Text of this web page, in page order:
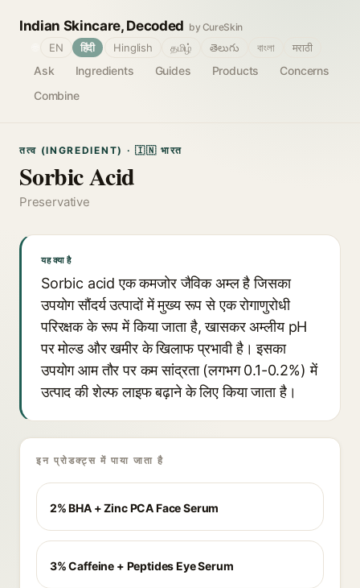
Indian Skincare, Decoded by CureSkin
Ask Ingredients Guides Products
Concerns
Combine
EN हिंदी Hinglish தமிழ் తెలుగు বাংলা मराठी
तत्व (INGREDIENT) · 🇮🇳 भारत
Sorbic Acid
Preservative
यह क्या है
Sorbic acid एक कमजोर जैविक अम्ल है जिसका
उपयोग सौंदर्य उत्पादों में मुख्य रूप से एक रोगाणुरोधी
परिरक्षक के रूप में किया जाता है, खासकर अम्लीय pH
पर मोल्ड और खमीर के खिलाफ प्रभावी है। इसका
उपयोग आम तौर पर कम सांद्रता (लगभग 0.1-0.2%) में
उत्पाद की शेल्फ लाइफ बढ़ाने के लिए किया जाता है।
इन प्रोडक्ट्स में पाया जाता है
2% BHA + Zinc PCA Face Serum
3% Caffeine + Peptides Eye Serum